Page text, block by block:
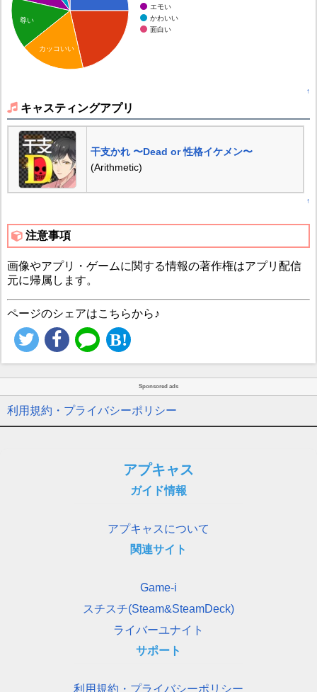
エモい
かわいい
面白い
尊い
カッコいい
↑
キャスティングアプリ
干支かれ 〜Dead or 性格イケメン〜
(Arithmetic)
↑
注意事項
画像やアプリ・ゲームに関する情報の著作権はアプリ配信
元に帰属します。
ページのシェアはこちらから♪
Sponsored ads
利用規約・プライバシーポリシー
アプキャス
ガイド情報
アプキャスについて
関連サイト
Game-i
スチスチ(Steam&SteamDeck)
ライバーユナイト
サポート
利用規約・プライバシーポリシー